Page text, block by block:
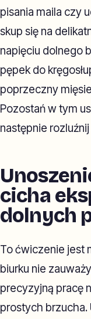
pisania maila czy
skup się na
napięciu dolnego
pępek do
poprzeczny
Pozostań w tym
następnie
cicha
dolnych
To ćwiczenie jest
biurku nie
precyzyjną pracę
prostych brzucha.